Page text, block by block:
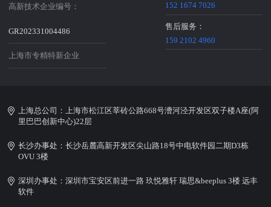
高新技术企业编号：
GR202331004486
上海市专精特新企业
152 1674 7026
售后服务：
159 2102 4960
上海总公司：上海市松江区莘砖公路668号漕河泾开发区双子楼A座(阿
里巴巴创新中心)22层
长沙办事处：长沙岳麓高新开发区尖山路18号中电软件园二期D3栋
OVU 3楼
深圳办事处：深圳市宝安区前进一路 玖悦雅轩 瑞思&beeplus 3楼 远丰
软件